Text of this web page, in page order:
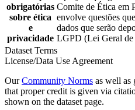
obrigatórias
sobre ética
e
privacidade
Comite de Ética em
envolve questões
dados que serão
LGPD (Lei Geral de
Dataset Terms
License/Data Use Agreement
OurCommunity Norms as well as
that proper credit is given via
shown on the dataset page.